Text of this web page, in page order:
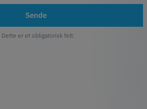
Sende
Dette er et obligatorisk felt.